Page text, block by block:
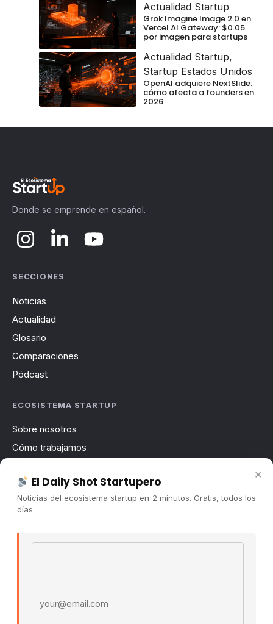
Actualidad Startup
Grok Imagine Image 2.0 en
Vercel AI Gateway: $0.05
por imagen para startups
Actualidad Startup,
Startup Estados Unidos
OpenAI adquiere NextSlide:
cómo afecta a founders en
2026
Donde se emprende en español.
SECCIONES
Noticias
Actualidad
Glosario
Comparaciones
Pódcast
ECOSISTEMA STARTUP
Sobre nosotros
Cómo trabajamos
Contacto
Publicidad
Es La Hora de Aprender ↗
×
El Daily Shot Startupero
Noticias del ecosistema startup en 2 minutos. Gratis, todos los
días.